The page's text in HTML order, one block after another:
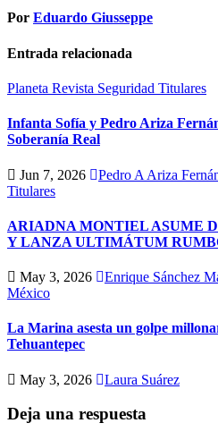
Por Eduardo Giusseppe
Entrada relacionada
Planeta Revista Seguridad Titulares
Infanta Sofía y Pedro Ariza
Soberanía Real
Jun 7, 2026
Pedro A Ariza
Titulares
ARIADNA MONTIEL ASUME
Y LANZA ULTIMÁTUM
May 3, 2026
Enrique Sánchez
México
La Marina asesta un golpe
Tehuantepec
May 3, 2026 Laura Suárez
Deja una respuesta